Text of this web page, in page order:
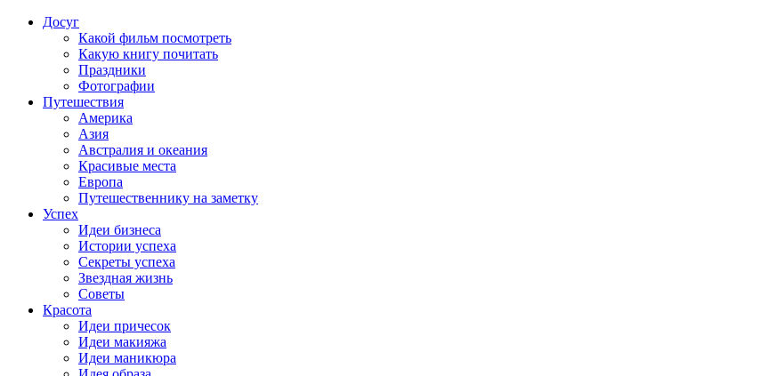
Досуг
Какой фильм посмотреть
Какую книгу почитать
Праздники
Фотографии
Путешествия
Америка
Азия
Австралия и океания
Красивые места
Европа
Путешественнику на заметку
Успех
Идеи бизнеса
Истории успеха
Секреты успеха
Звездная жизнь
Советы
Красота
Идеи причесок
Идеи макияжа
Идеи маникюра